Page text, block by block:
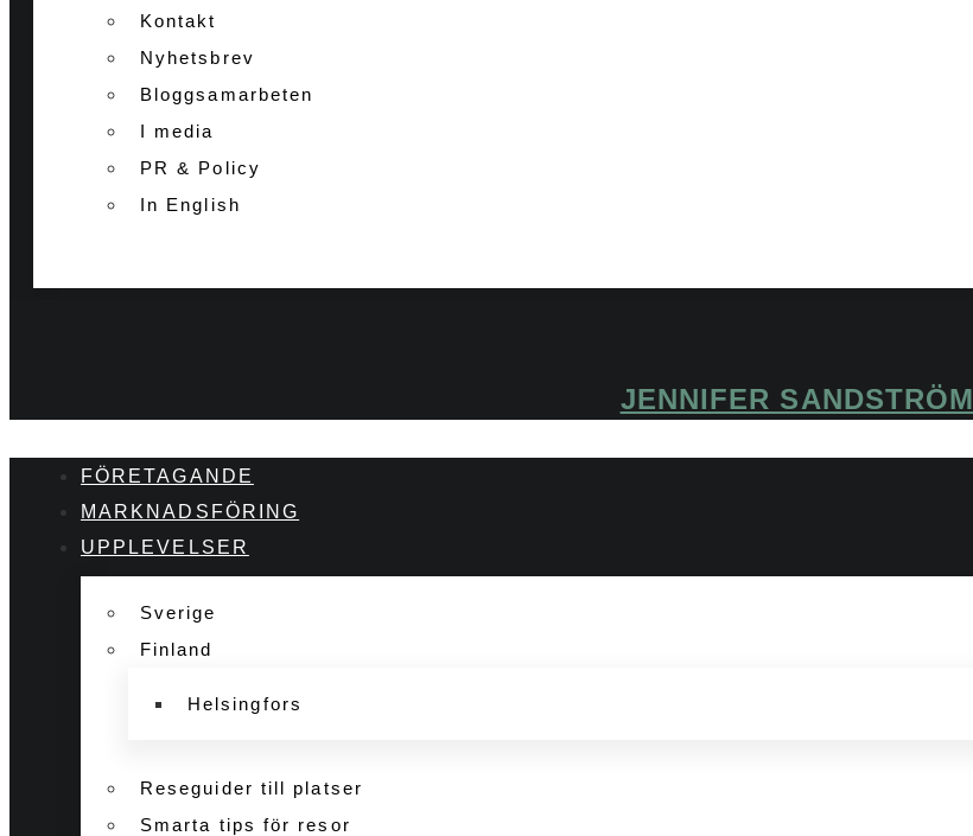
Kontakt
Nyhetsbrev
Bloggsamarbeten
I media
PR & Policy
In English
JENNIFER SANDSTRÖM
FÖRETAGANDE
MARKNADSFÖRING
UPPLEVELSER
Sverige
Finland
Helsingfors
Reseguider till platser
Smarta tips för resor